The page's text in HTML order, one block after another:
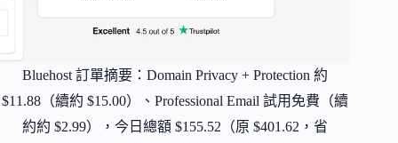
Bluehost 訂單摘要：Domain Privacy + Protection 約
$11.88（續約 $15.00）、Professional Email 試用免費（續
約約 $2.99），今日總額 $155.52（原 $401.62，省